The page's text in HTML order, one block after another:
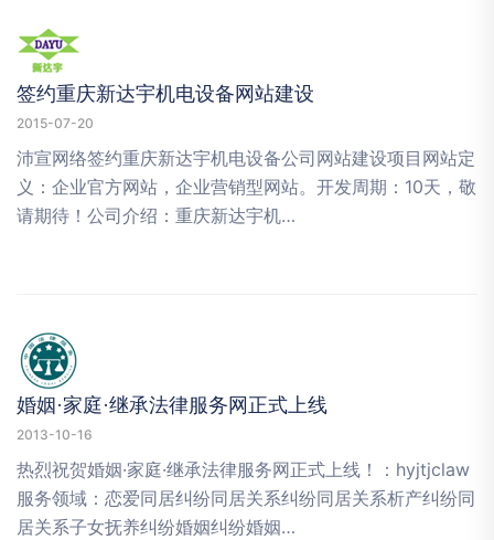
签约重庆新达宇机电设备网站建设
2015-07-20
沛宣网络签约重庆新达宇机电设备公司网站建设项目网站定
义：企业官方网站，企业营销型网站。开发周期：10天，敬
请期待！公司介绍：重庆新达宇机…
婚姻·家庭·继承法律服务网正式上线
2013-10-16
热烈祝贺婚姻·家庭·继承法律服务网正式上线！：hyjtjclaw
服务领域：恋爱同居纠纷同居关系纠纷同居关系析产纠纷同
居关系子女抚养纠纷婚姻纠纷婚姻…